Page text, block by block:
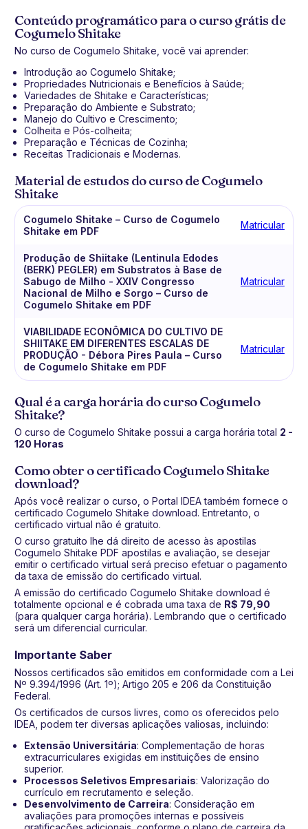
Conteúdo programático para o curso grátis de
Cogumelo Shitake
No curso de Cogumelo Shitake, você vai aprender:
Introdução ao Cogumelo Shitake;
Propriedades Nutricionais e Benefícios à Saúde;
Variedades de Shitake e Características;
Preparação do Ambiente e Substrato;
Manejo do Cultivo e Crescimento;
Colheita e Pós-colheita;
Preparação e Técnicas de Cozinha;
Receitas Tradicionais e Modernas.
Material de estudos do curso de Cogumelo
Shitake
Cogumelo Shitake – Curso de Cogumelo
Shitake em PDF
Matricular
Produção de Shiitake (Lentinula Edodes
(BERK) PEGLER) em Substratos à Base de
Sabugo de Milho - XXIV Congresso
Nacional de Milho e Sorgo – Curso de
Cogumelo Shitake em PDF
Matricular
VIABILIDADE ECONÔMICA DO CULTIVO DE
SHIITAKE EM DIFERENTES ESCALAS DE
PRODUÇÃO - Débora Pires Paula – Curso
de Cogumelo Shitake em PDF
Matricular
Qual é a carga horária do curso Cogumelo
Shitake?
O curso de Cogumelo Shitake possui a carga horária total 2 -
120 Horas
Como obter o certificado Cogumelo Shitake
download?
Após você realizar o curso, o Portal IDEA também fornece o
certificado Cogumelo Shitake download. Entretanto, o
certificado virtual não é gratuito.
O curso gratuito lhe dá direito de acesso às apostilas
Cogumelo Shitake PDF apostilas e avaliação, se desejar
emitir o certificado virtual será preciso efetuar o pagamento
da taxa de emissão do certificado virtual.
A emissão do certificado Cogumelo Shitake download é
totalmente opcional e é cobrada uma taxa de R$ 79,90
(para qualquer carga horária). Lembrando que o certificado
será um diferencial curricular.
Importante Saber
Nossos certificados são emitidos em conformidade com a Lei
Nº 9.394/1996 (Art. 1º); Artigo 205 e 206 da Constituição
Federal.
Os certificados de cursos livres, como os oferecidos pelo
IDEA, podem ter diversas aplicações valiosas, incluindo:
Extensão Universitária: Complementação de horas
extracurriculares exigidas em instituições de ensino
superior.
Processos Seletivos Empresariais: Valorização do
currículo em recrutamento e seleção.
Desenvolvimento de Carreira: Consideração em
avaliações para promoções internas e possíveis